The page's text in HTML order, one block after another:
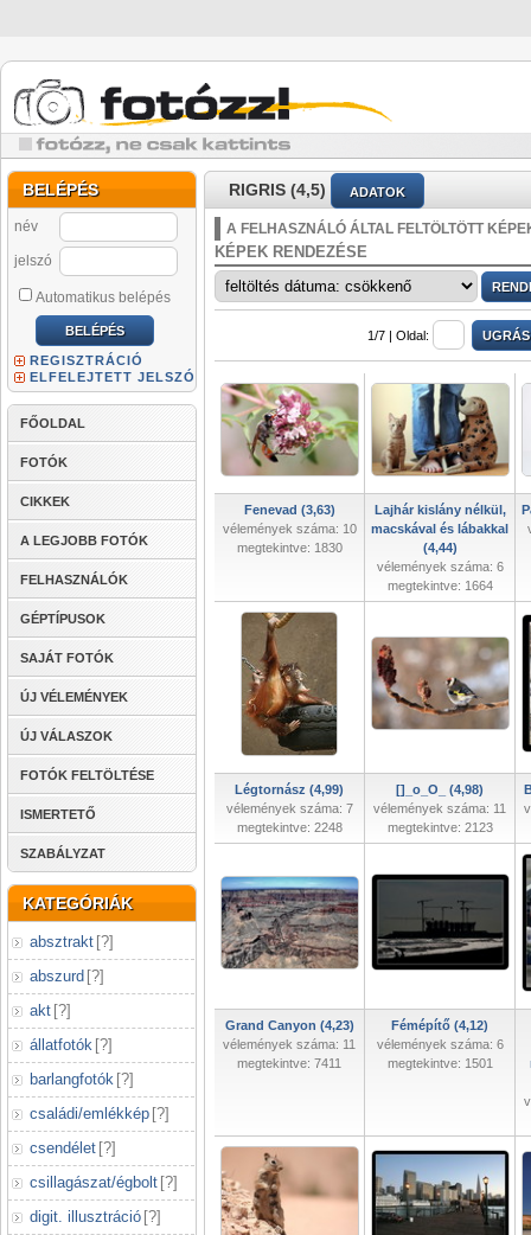
BELÉPÉS
név
jelszó
Automatikus belépés
REGISZTRÁCIÓ
ELFELEJTETT JELSZÓ
FŐOLDAL
FOTÓK
CIKKEK
A LEGJOBB FOTÓK
FELHASZNÁLÓK
GÉPTÍPUSOK
SAJÁT FOTÓK
ÚJ VÉLEMÉNYEK
ÚJ VÁLASZOK
FOTÓK FELTÖLTÉSE
ISMERTETŐ
SZABÁLYZAT
KATEGÓRIÁK
absztrakt [?]
abszurd [?]
akt [?]
állatfotók [?]
barlangfotók [?]
családi/emlékkép [?]
csendélet [?]
csillagászat/égbolt [?]
digit. illusztráció [?]
RIGRIS (4,5) ADATOK
A FELHASZNÁLÓ ÁLTAL FELTÖLTÖTT
KÉPEK RENDEZÉSE
1/7 | Oldal:
Fenevad (3,63)
vélemények száma: 10
megtekintve: 1830
Lajhár kislány nélkül,
macskával és lábakkal
(4,44)
vélemények száma: 6
megtekintve: 1664
Légtornász (4,99)
vélemények száma: 7
megtekintve: 2248
[]_o_O_ (4,98)
vélemények száma: 11
megtekintve: 2123
Grand Canyon (4,23)
vélemények száma: 11
megtekintve: 7411
Fémépítő (4,12)
vélemények száma: 6
megtekintve: 1501